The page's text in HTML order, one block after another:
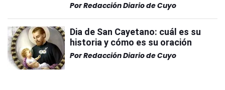
PorRedacción Diario de Cuyo
Dia de San Cayetano: cuál es su
historia y cómo es su oración
PorRedacción Diario de Cuyo